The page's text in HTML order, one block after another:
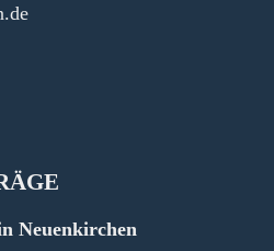
Neuenkirchen